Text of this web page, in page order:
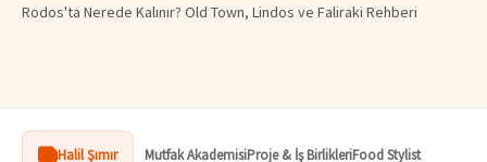
Rodos'ta Nerede Kalınır? Old Town, Lindos ve Faliraki Rehberi
Halil Şımır Mutfak AkademisiProje & İş BirlikleriFood Stylist